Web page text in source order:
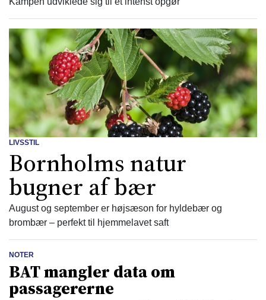
LIVSSTIL
Bornholms natur
bugner af bær
August og september er højsæson for hyldebær og
brombær – perfekt til hjemmelavet saft
NOTER
BAT mangler data om
passagererne